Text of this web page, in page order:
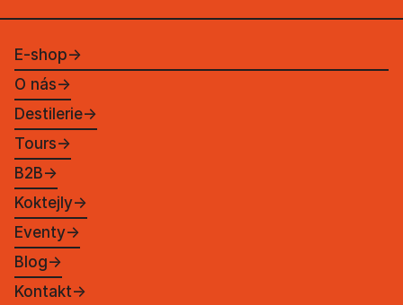
E-shop→
O nás→
Destilerie→
Tours→
B2B→
Koktejly→
Eventy→
Blog→
Kontakt→